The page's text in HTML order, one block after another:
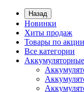
Назад
Новинки
Хиты продаж
Товары по акции
Все категории